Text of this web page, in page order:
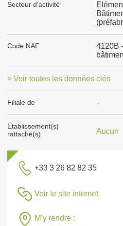
Secteur d'activité
Code NAF
4120B
> Voir toutes les données clés
Filiale de -
Établissement(s)
rattaché(s)
Aucun
+33 3 26 82 82 35
Voir le site internet
M’y rendre :